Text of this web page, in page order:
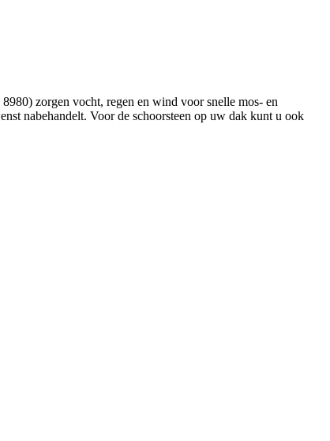
zorgen vocht, regen en wind voor snelle mos- en
nabehandelt. Voor de schoorsteen op uw dak kunt u ook